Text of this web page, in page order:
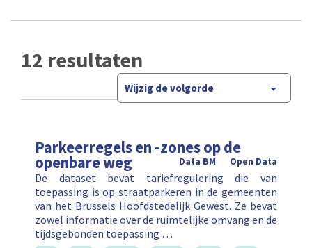
12 resultaten
Wijzig de volgorde
Parkeerregels en -zones op de
openbare weg Open Data
Data BM
De dataset bevat tariefregulering die van
toepassing is op straatparkeren in de gemeenten
van het Brussels Hoofdstedelijk Gewest. Ze bevat
zowel informatie over de ruimtelijke omvang en de
tijdsgebonden toepassing …